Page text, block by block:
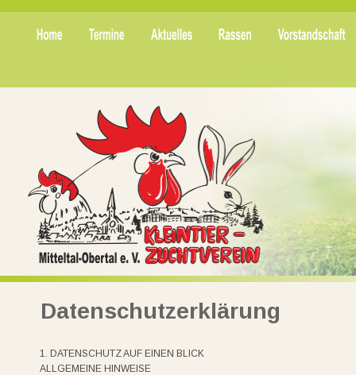
Datenschutzerklärung
1. DATENSCHUTZ AUF EINEN BLICK
ALLGEMEINE HINWEISE